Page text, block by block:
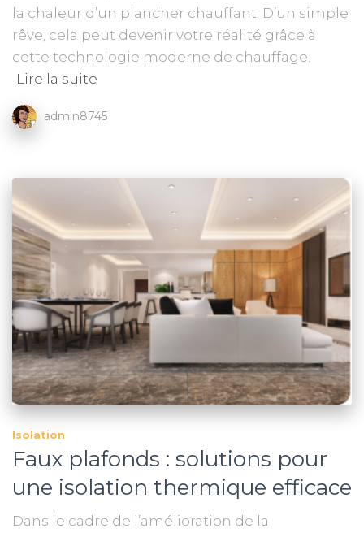
la chaleur d’un plancher chauffant. D’un simple
rêve, cela peut devenir votre réalité grâce à
cette technologie moderne de chauffage.
Lire la suite
admin8745
Isolation
Faux plafonds : solutions pour
une isolation thermique efficace
Dans le cadre de l’amélioration de la